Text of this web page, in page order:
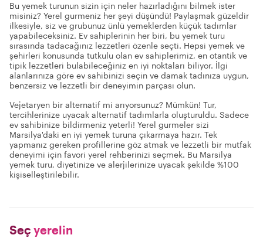
Bu yemek turunun sizin için neler hazırladığını bilmek ister
misiniz? Yerel gurmeniz her şeyi düşündü! Paylaşmak güzeldir
ilkesiyle, siz ve grubunuz ünlü yemeklerden küçük tadımlar
yapabileceksiniz. Ev sahiplerinin her biri, bu yemek turu
sırasında tadacağınız lezzetleri özenle seçti. Hepsi yemek ve
şehirleri konusunda tutkulu olan ev sahiplerimiz, en otantik ve
tipik lezzetleri bulabileceğiniz en iyi noktaları biliyor. İlgi
alanlarınıza göre ev sahibinizi seçin ve damak tadınıza uygun,
benzersiz ve lezzetli bir deneyimin parçası olun.
Vejetaryen bir alternatif mi arıyorsunuz? Mümkün! Tur,
tercihlerinize uyacak alternatif tadımlarla oluşturuldu. Sadece
ev sahibinize bildirmeniz yeterli! Yerel gurmeler sizi
Marsilya'daki en iyi yemek turuna çıkarmaya hazır. Tek
yapmanız gereken profillerine göz atmak ve lezzetli bir mutfak
deneyimi için favori yerel rehberinizi seçmek. Bu Marsilya
yemek turu, diyetinize ve alerjilerinize uyacak şekilde %100
kişiselleştirilebilir.
Seç yerelin